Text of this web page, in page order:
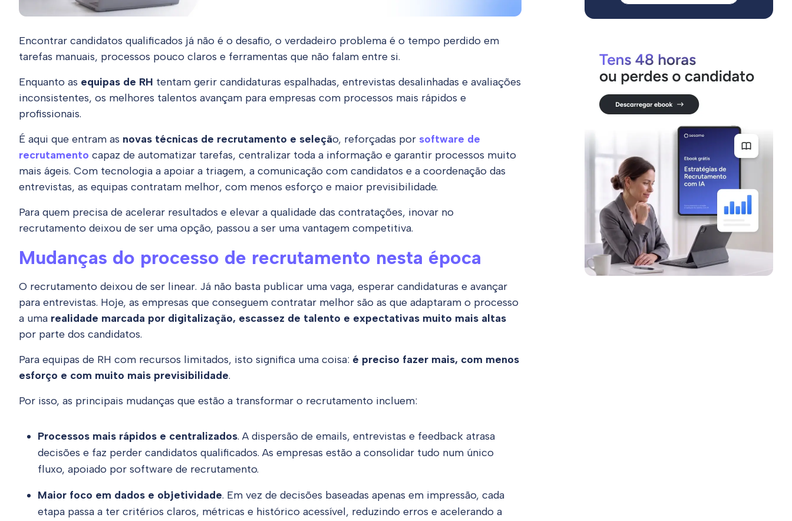
Encontrar candidatos qualificados já não é o desafio, o verdadeiro problema é o tempo perdido em
tarefas manuais, processos pouco claros e ferramentas que não falam entre si.
Enquanto as equipas de RH tentam gerir candidaturas espalhadas, entrevistas desalinhadas e avaliações
inconsistentes, os melhores talentos avançam para empresas com processos mais rápidos e
profissionais.
É aqui que entram as novas técnicas de recrutamento e seleção, reforçadas por software de
recrutamento capaz de automatizar tarefas, centralizar toda a informação e garantir processos muito
mais ágeis. Com tecnologia a apoiar a triagem, a comunicação com candidatos e a coordenação das
entrevistas, as equipas contratam melhor, com menos esforço e maior previsibilidade.
Para quem precisa de acelerar resultados e elevar a qualidade das contratações, inovar no
recrutamento deixou de ser uma opção, passou a ser uma vantagem competitiva.
Mudanças do processo de recrutamento nesta época
O recrutamento deixou de ser linear. Já não basta publicar uma vaga, esperar candidaturas e avançar
para entrevistas. Hoje, as empresas que conseguem contratar melhor são as que adaptaram o processo
a uma realidade marcada por digitalização, escassez de talento e expectativas muito mais altas
por parte dos candidatos.
Para equipas de RH com recursos limitados, isto significa uma coisa: é preciso fazer mais, com menos
esforço e com muito mais previsibilidade.
Por isso, as principais mudanças que estão a transformar o recrutamento incluem:
Processos mais rápidos e centralizados. A dispersão de emails, entrevistas e feedback atrasa
decisões e faz perder candidatos qualificados. As empresas estão a consolidar tudo num único
fluxo, apoiado por software de recrutamento.
Maior foco em dados e objetividade. Em vez de decisões baseadas apenas em impressão, cada
etapa passa a ter critérios claros, métricas e histórico acessível, reduzindo erros e acelerando a